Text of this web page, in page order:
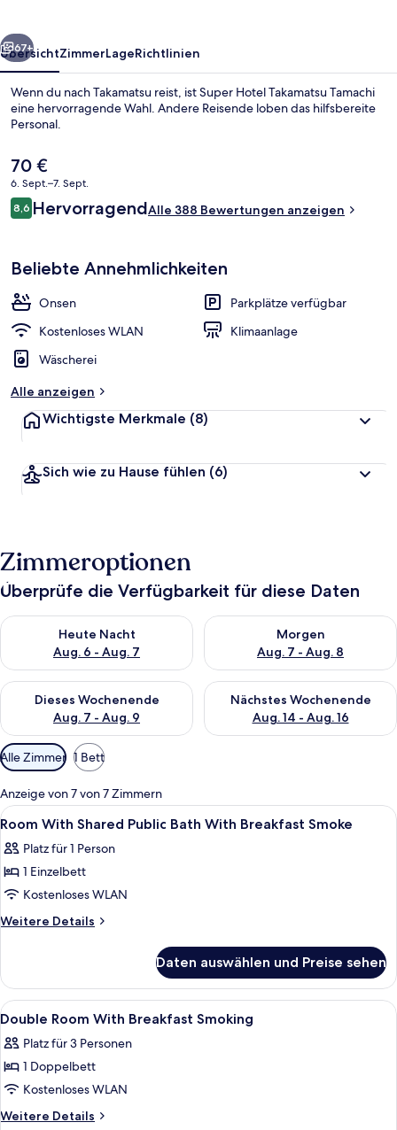
Weiter
67+
ÜbersichtZimmerLageRichtlinien
Wenn du nach Takamatsu reist, ist Super Hotel Takamatsu Tamachi
eine hervorragende Wahl. Andere Reisende loben das hilfsbereite
Personal.
Der
aktuelle
Preis
beträgt
70 €
6. Sept.–7. Sept.
Bewertungen
8,68,6 von 10.
HervorragendAlle 388 Bewertungen anzeigen
Beliebte Annehmlichkeiten
Onsen
Parkplätze verfügbar
Kostenloses WLAN
Klimaanlage
Wäscherei
Alle anzeigen
Wichtigste Merkmale (8)
Sich wie zu Hause fühlen (6)
Zimmeroptionen
Überprüfe die Verfügbarkeit für diese Daten
Heute Nacht
Aug. 6 - Aug. 7
Überprüfe die Verfügbarkeit für heute Nacht, Aug. 6 - Aug. 7.
Morgen
Aug. 7 - Aug. 8
Überprüfe die Verfügbarkeit
Dieses Wochenende
Aug. 7 - Aug. 9
Überprüfe die Verfügbarkeit für dieses Wochenende, Aug. 7
Nächstes Wochenende
Aug. 14 - Aug. 16
Überprüfe die Verfügbarkeit
Verfügbare
Filter
für
Zimmer
Alle Zimmer 1 Bett
Anzeige von 7 von 7 Zimmern
Alle
Fotos
für
Room
With
Shared
With
Breakfast
Smoke
anzeigen
Daunenbettdecken, Schreibtisch,
1
Room With Shared Public Bath With Breakfast Smoke
Platz für 1 Person
1 Einzelbett
Kostenloses WLAN
Weitere Details
Weitere
With
Shared
Public
With
Breakfast
Daten auswählen und Preise sehen
Alle
Fotos
für
Double
Room
With
Daunenbettdecken, Schreibtisch,
2
Double Room With Breakfast Smoking
Platz für 3 Personen
1 Doppelbett
Kostenloses WLAN
Weitere Details
Weitere